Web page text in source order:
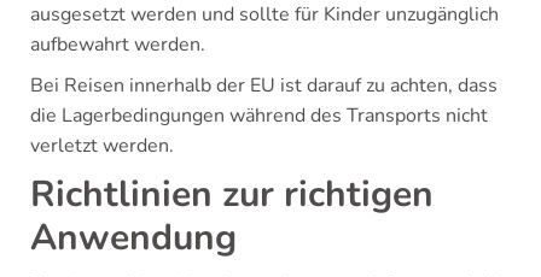
ausgesetzt werden und sollte für Kinder unzugänglich
aufbewahrt werden.
Bei Reisen innerhalb der EU ist darauf zu achten, dass
die Lagerbedingungen während des Transports nicht
verletzt werden.
Richtlinien zur richtigen
Anwendung